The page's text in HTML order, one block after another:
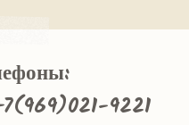
9221